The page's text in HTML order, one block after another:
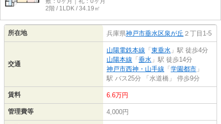
2階 / 1LDK / 34.19㎡
所在地 兵庫県神戸市垂水区泉が丘 ２丁目1-5
交通
山陽電鉄本線 「 東垂水 」駅 徒歩4分
山陽本線 「 垂水 」駅 徒歩14分
神戸市西神・山手線 「 学園都市 」
駅 バス25分 「水道橋」 停歩9分
賃料 6.6万円
管理費等 4,000円